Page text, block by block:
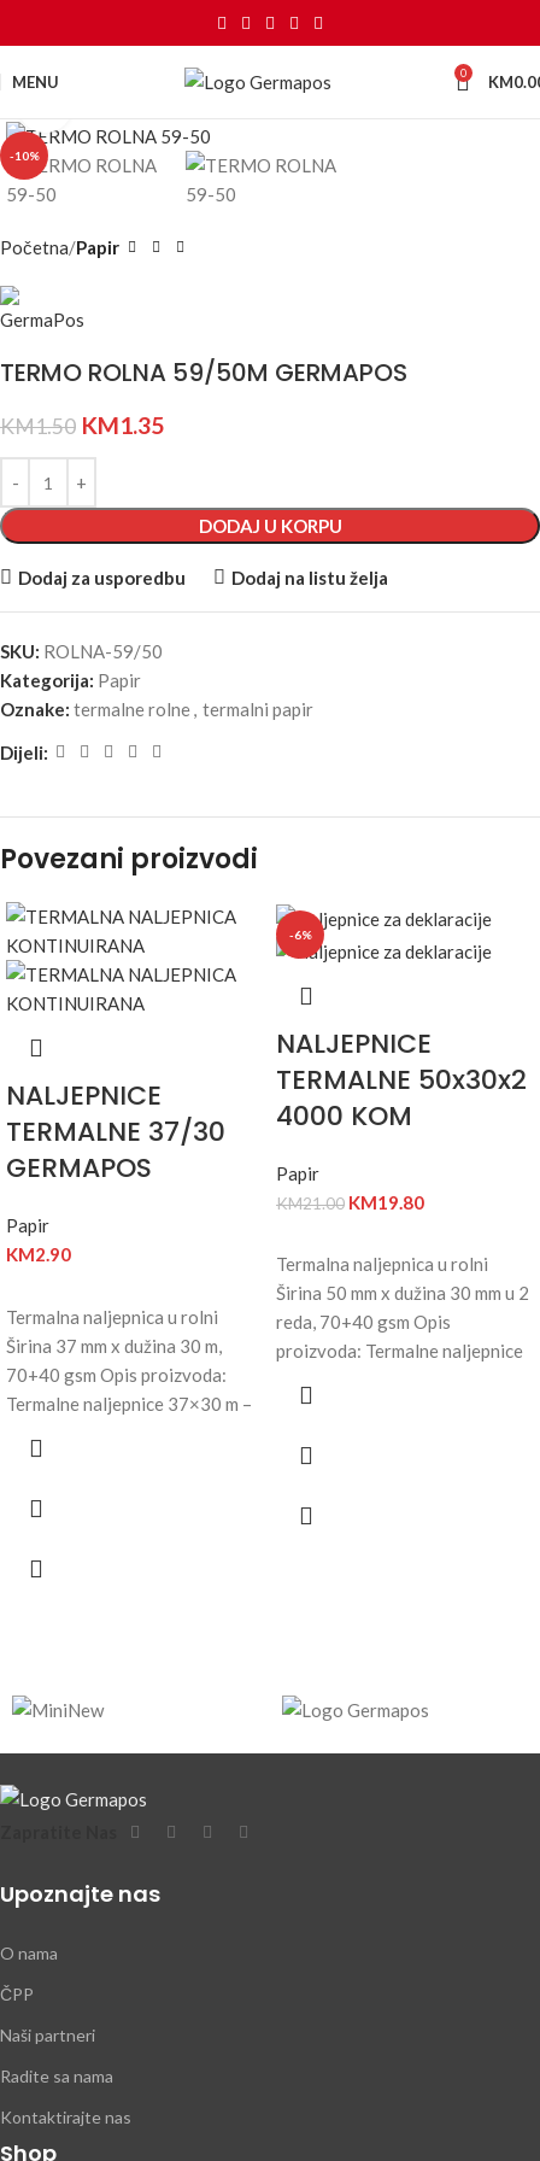
MENU 0 KM
-10%
Početna Papir
TERMO ROLNA 59/50M GERMAPOS
KM1.50 KM1.35
DODAJ U KORPU
Dodaj za usporedbu Dodaj na listu želja
SKU: ROLNA-59/50
Kategorija: Papir
Oznake: termalne rolne, termalni papir
Dijeli:
Povezani proizvodi
NALJEPNICE
TERMALNE 37/30
GERMAPOS
Papir
KM2.90
Termalna naljepnica u rolni
Širina 37 mm x dužina 30 m,
70+40 gsm Opis proizvoda:
Termalne naljepnice 37×30 m –
-6%
NALJEPNICE
TERMALNE 50x30x2
4000 KOM
Papir
KM21.00 KM19.80
Termalna naljepnica u rolni
Širina 50 mm x dužina 30 mm u 2
reda, 70+40 gsm Opis
proizvoda: Termalne naljepnice
Upoznajte nas
O nama
ČPP
Naši partneri
Radite sa nama
Kontaktirajte nas
Shop